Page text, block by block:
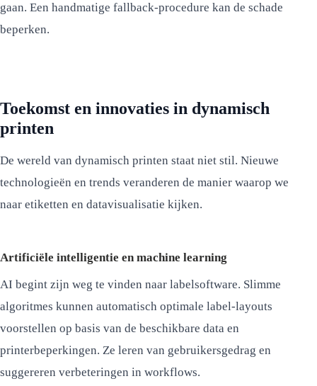
gaan. Een handmatige fallback-procedure kan de schade
beperken.
Toekomst en innovaties in dynamisch
printen
De wereld van dynamisch printen staat niet stil. Nieuwe
technologieën en trends veranderen de manier waarop we
naar etiketten en datavisualisatie kijken.
Artificiële intelligentie en machine learning
AI begint zijn weg te vinden naar labelsoftware. Slimme
algoritmes kunnen automatisch optimale label-layouts
voorstellen op basis van de beschikbare data en
printerbeperkingen. Ze leren van gebruikersgedrag en
suggereren verbeteringen in workflows.